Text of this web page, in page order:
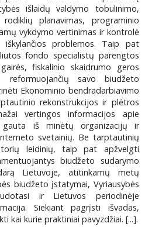
išlaidų valdymo tobulinimo,
planavimas, programinio
vykdymo vertinimas ir kontrolė
problemos. Taip pat
fondo specialistų parengtos
fiskalinio skaidrumo geros
reformuojančių savo biudžeto
Ekonominio bendradarbiavimo
rekonstrukcijos ir plėtros
vertingos informacijos apie
gauta iš minėtų organizacijų ir
svetainių. Be tarptautinių
leidinių, taip pat apžvelgti
biudžeto sudarymo
Lietuvoje, atitinkamų metų
biudžeto įstatymai, Vyriausybės
ir Lietuvos periodinėje
Siekiant pagrįsti išvadas,
kai kurie praktiniai pavyzdžiai. [...].